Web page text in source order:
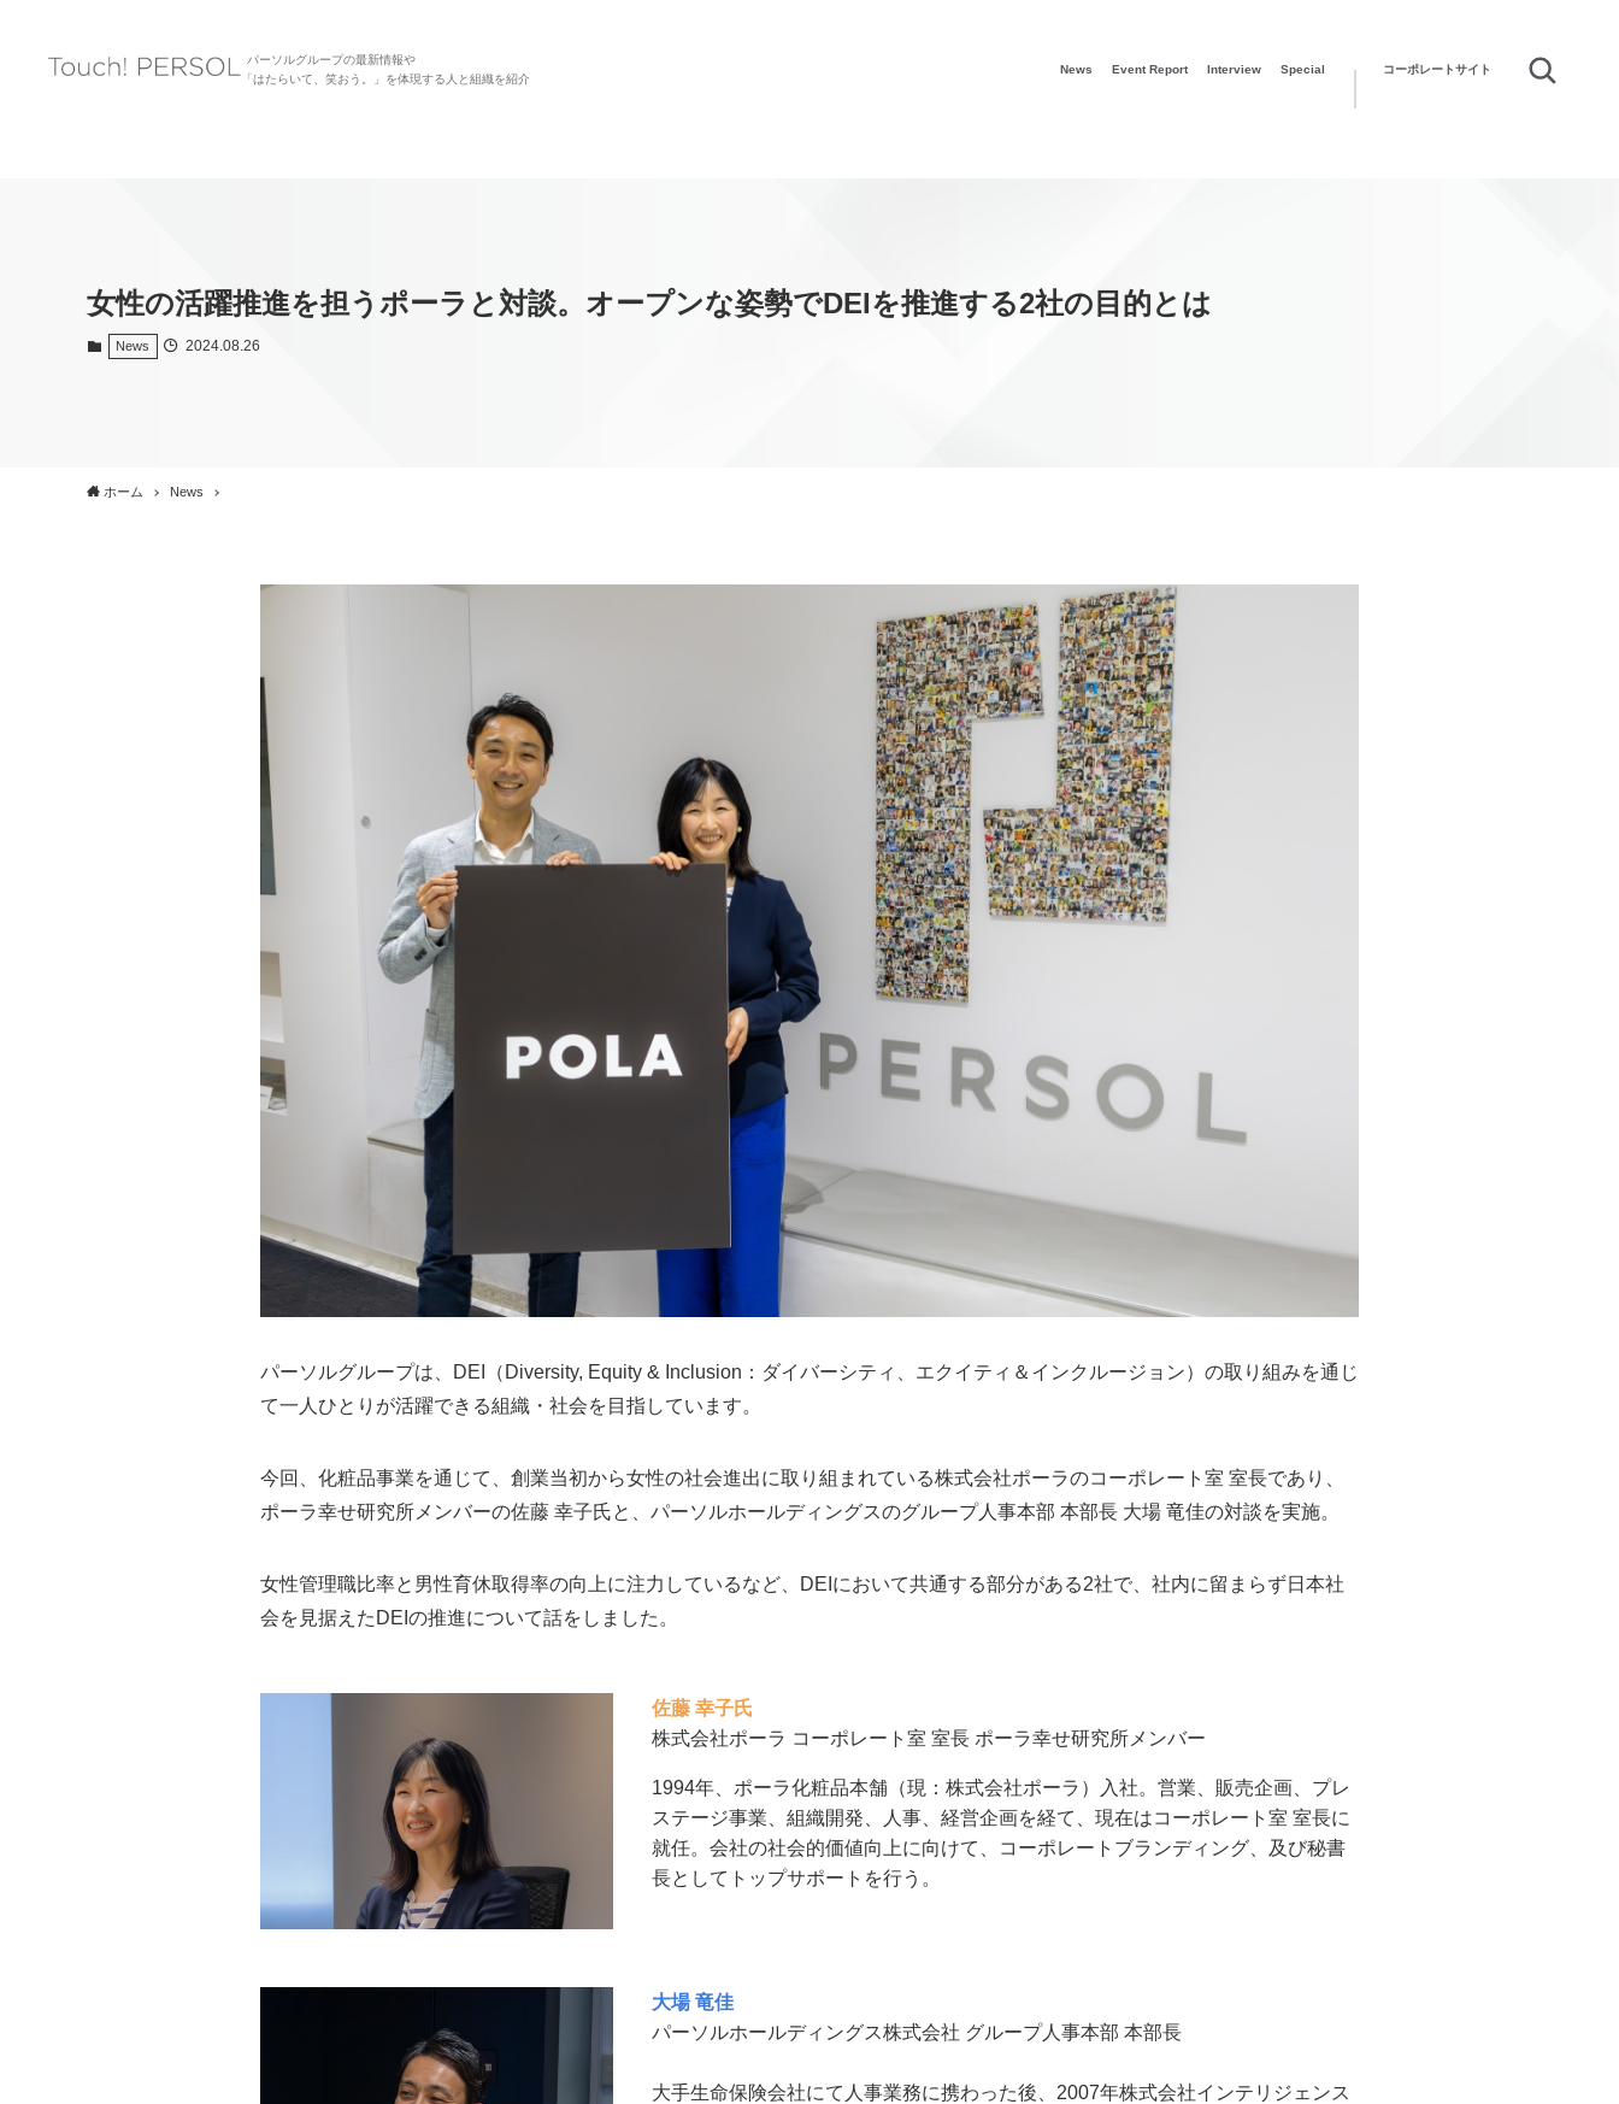
パーソルグループの最新情報や
「はたらいて、笑おう。」を体現する人と組織を紹介
News Event Report Interview Special コーポレートサイト
女性の活躍推進を担うポーラと対談。オープンな姿勢でDEIを推進する2社の目的とは
News 2024.08.26
ホーム News
パーソルグループは、DEI（Diversity, Equity & Inclusion：ダイバーシティ、エクイティ＆インクルージョン）の取り組みを通じ
て一人ひとりが活躍できる組織・社会を目指しています。
今回、化粧品事業を通じて、創業当初から女性の社会進出に取り組まれている株式会社ポーラのコーポレート室 室長であり、
ポーラ幸せ研究所メンバーの佐藤 幸子氏と、パーソルホールディングスのグループ人事本部 本部長 大場 竜佳の対談を実施。
女性管理職比率と男性育休取得率の向上に注力しているなど、DEIにおいて共通する部分がある2社で、社内に留まらず日本社
会を見据えたDEIの推進について話をしました。
佐藤 幸子氏
株式会社ポーラ コーポレート室 室長 ポーラ幸せ研究所メンバー
1994年、ポーラ化粧品本舗（現：株式会社ポーラ）入社。営業、販売企画、プレ
ステージ事業、組織開発、人事、経営企画を経て、現在はコーポレート室 室長に
就任。会社の社会的価値向上に向けて、コーポレートブランディング、及び秘書
長としてトップサポートを行う。
大場 竜佳
パーソルホールディングス株式会社 グループ人事本部 本部長
大手生命保険会社にて人事業務に携わった後、2007年株式会社インテリジェンス